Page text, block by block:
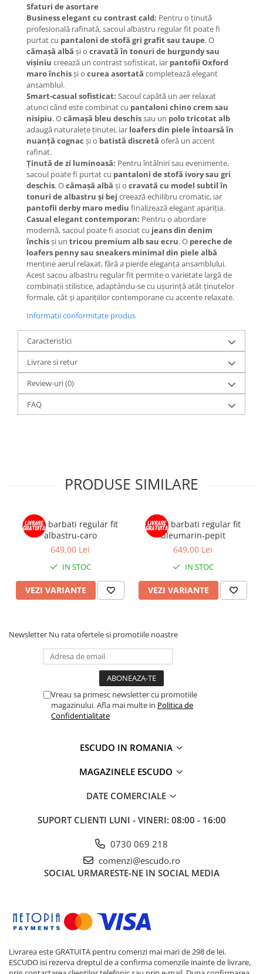
Sfaturi de asortare
Business elegant cu contrast cald: Pentru o ținută
profesională rafinată, sacoul albastru regular fit poate fi
purtat cu pantaloni de stofă gri grafit sau taupe. O
cămașă albă și o cravată în tonuri de burgundy sau
vișiniu creează un contrast sofisticat, iar pantofii Oxford
maro închisși o curea asortată completează elegant
ansamblul.
Smart-casual sofisticat: Sacoul capătă un aer relaxat
atunci când este combinat cu pantaloni chino crem sau
nisipiu. Ocămașă bleu deschissau un polo tricotat alb
adaugă naturalețe ținutei, iar loafers din piele întoarsă în
nuanță cognac și o batistă discretă oferă un accent
rafinat.
Ținută de zi luminoasă: Pentru întâlniri sau evenimente,
sacoul poate fi purtat cu pantaloni de stofă ivory sau gri
deschis. Ocămașă albă și o cravată cu model subtil în
tonuri de albastru și bej creează echilibru cromatic, iar
pantofii derby maro mediu finalizează elegant apariția.
Casual elegant contemporan: Pentru o abordare
modernă, sacoul poate fi asociat cu jeans din denim
închisși un tricou premium alb sau ecru. O pereche de
loafers penny sau sneakers minimal din piele albă
menține aerul relaxat, fără a pierde eleganța ansamblului.
Acest sacou albastru regular fit permite o varietate largă de
combinații stilistice, adaptându-se cu ușurință atât ținutelor
formale, cât și aparițiilor contemporane cu accente relaxate.
Informatii conformitate produs
Caracteristici
Livrare si retur
Review-uri(0)
FAQ
PRODUSE SIMILARE
Sacou barbati regular fit
albastru-caro
649,00 Lei
IN STOC
VEZI VARIANTE
Sacou barbati regular fit
bleumarin-pepit
649,00 Lei
IN STOC
VEZI VARIANTE
Newsletter Nu rata ofertele si promotiile noastre
Vreau sa primesc newsletter cu promotiile
magazinului. Afla mai multe in Politica de
Confidentialitate
ESCUDO IN ROMANIA
MAGAZINELE ESCUDO
DATE COMERCIALE
SUPORT CLIENTI LUNI - VINERI: 08:00 - 16:00
0730 069 218
comenzi@escudo.ro
SOCIAL URMARESTE-NE IN SOCIAL MEDIA
Livrarea este GRATUITA pentru comenzi mai mari de 298 de lei.
ESCUDO isi rezerva dreptul de a confirma comenzile inainte de livrare,